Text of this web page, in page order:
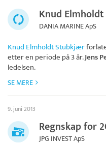
Knud
DANIA MARINE ApS
Knud Elmholdt Stubkjær
etter en periode på 3 år.Jens
ledelsen.
SE MERE
9. juni 2013
Regnskap for
JPG INVEST ApS